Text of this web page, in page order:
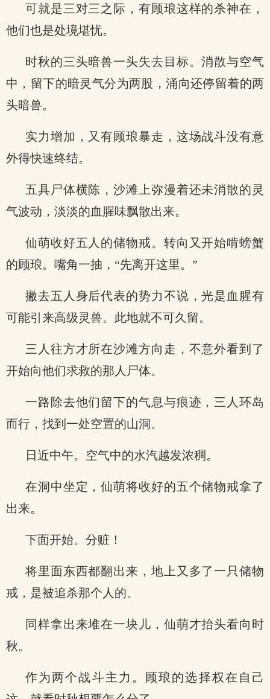
可就是三对三之际，有顾琅这样的杀神在，
他们也是处境堪忧。
时秋的三头暗兽一头失去目标。消散与空气
中，留下的暗灵气分为两股，涌向还停留着的两
头暗兽。
实力增加，又有顾琅暴走，这场战斗没有意
外得快速终结。
五具尸体横陈，沙滩上弥漫着还未消散的灵
气波动，淡淡的血腥味飘散出来。
仙萌收好五人的储物戒。转向又开始啃螃蟹
的顾琅。嘴角一抽，“先离开这里。”
撇去五人身后代表的势力不说，光是血腥有
可能引来高级灵兽。此地就不可久留。
三人往方才所在沙滩方向走，不意外看到了
开始向他们求救的那人尸体。
一路除去他们留下的气息与痕迹，三人环岛
而行，找到一处空置的山洞。
日近中午。空气中的水汽越发浓稠。
在洞中坐定，仙萌将收好的五个储物戒拿了
出来。
下面开始。分赃！
将里面东西都翻出来，地上又多了一只储物
戒，是被追杀那个人的。
同样拿出来堆在一块儿，仙萌才抬头看向时
秋。
作为两个战斗主力。顾琅的选择权在自己